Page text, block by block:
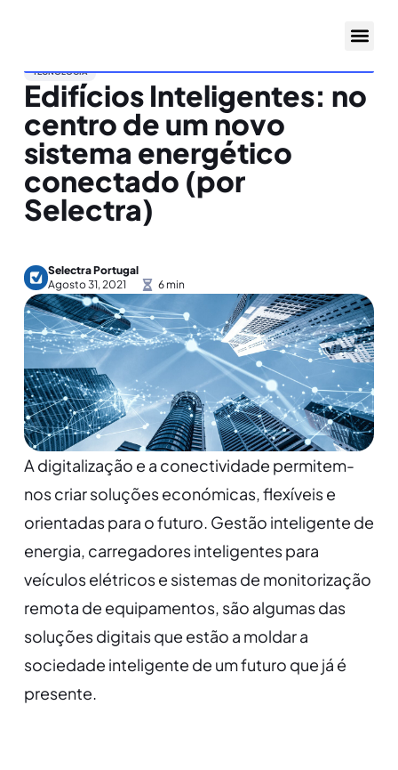
TECNOLOGIA
Edifícios Inteligentes: no
centro de um novo
sistema energético
conectado (por
Selectra)
Selectra Portugal
Agosto 31, 2021
A digitalização e a conectividade permitem-
nos criar soluções económicas, flexíveis e
orientadas para o futuro. Gestão inteligente de
energia, carregadores inteligentes para
veículos elétricos e sistemas de monitorização
remota de equipamentos, são algumas das
soluções digitais que estão a moldar a
sociedade inteligente de um futuro que já é
presente.